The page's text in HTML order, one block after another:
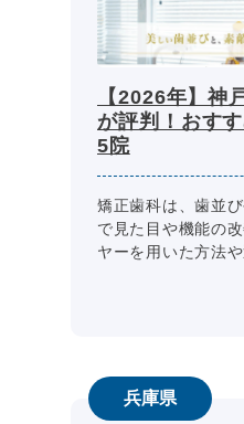
【2026年】神
が評判！おす
5院
矯正歯科は、歯並
で見た目や機能の
ヤーを用いた方法
期間や費用は歯科
兵庫県